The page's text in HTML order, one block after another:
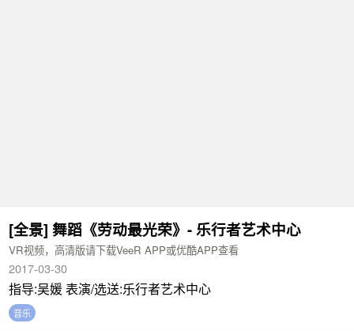
[全景] 舞蹈《劳动最光荣》- 乐行者艺术中心
VR视频，高清版请下载VeeR APP或优酷APP查看
2017-03-30
指导:吴媛 表演/选送:乐行者艺术中心
音乐